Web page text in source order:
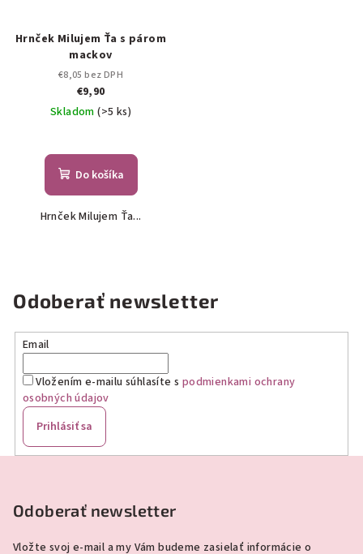
Hrnček Milujem Ťa s párom
mackov
€8,05 bez DPH
€9,90
Skladom(>5 ks)
Do košíka
Hrnček Milujem Ťa...
Odoberať newsletter
Email
Vložením e-mailu súhlasíte s podmienkami ochrany
osobných údajov
Prihlásiť sa
Odoberať newsletter
Vložte svoj e-mail a my Vám budeme zasielať informácie o